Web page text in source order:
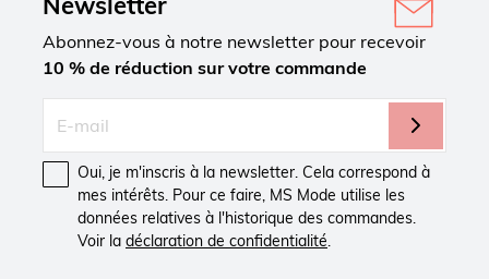
Abonnez-vous à notre newsletter pour recevoir
10 % de réduction sur votre commande
Oui, je m'inscris à la newsletter. Cela correspond à
mes intérêts. Pour ce faire, MS Mode utilise les
données relatives à l'historique des commandes.
Voir la déclaration de confidentialité.